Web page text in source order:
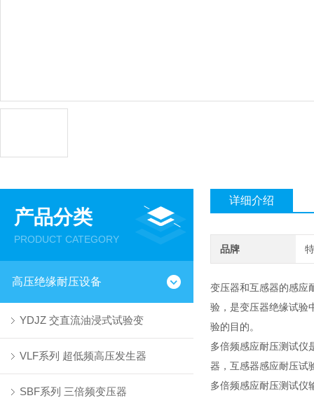
产品分类
PRODUCT CATEGORY
高压绝缘耐压设备
YDJZ 交直流油浸式试验变
VLF系列 超低频高压发生器
SBF系列 三倍频变压器
详细介绍
品牌
变压器和互感器的感应
验，是变压器绝缘试验
验的目的。
多倍频感应耐压测试仪
器，互感器感应耐压试
多倍频感应耐压测试仪